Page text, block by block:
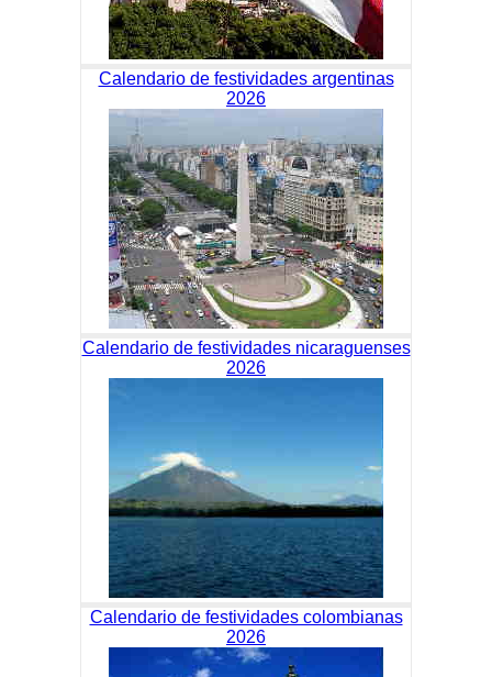
Calendario de festividades argentinas
2026
Calendario de festividades nicaraguenses
2026
Calendario de festividades colombianas
2026